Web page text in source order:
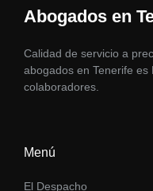
Abogados en
Calidad de servicio a
abogados en Tenerife
colaboradores.
Menú
El Despacho